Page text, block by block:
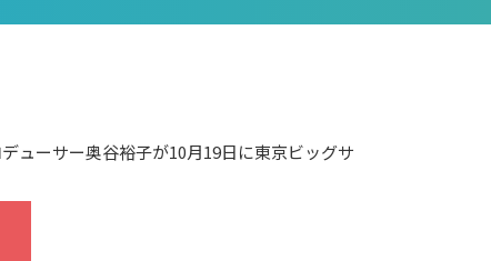
ューサー奥谷裕子が10月19日に東京ビッグサ